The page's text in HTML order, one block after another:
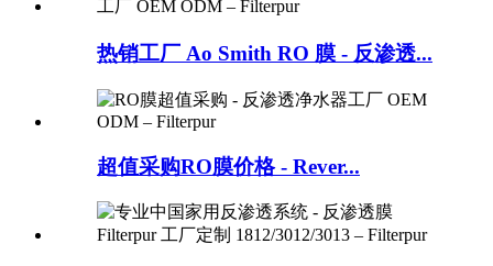
热销工厂 Ao Smith RO 膜 - 反渗透...
超值采购RO膜价格 - Rever...